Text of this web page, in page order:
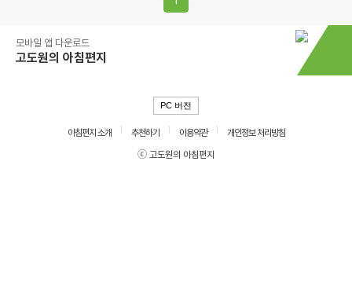
모바일 앱 다운로드
고도원의 아침편지
PC 버전
아침편지 소개 추천하기 이용약관
개인정보 처리방침
ⓒ 고도원의 아침편지